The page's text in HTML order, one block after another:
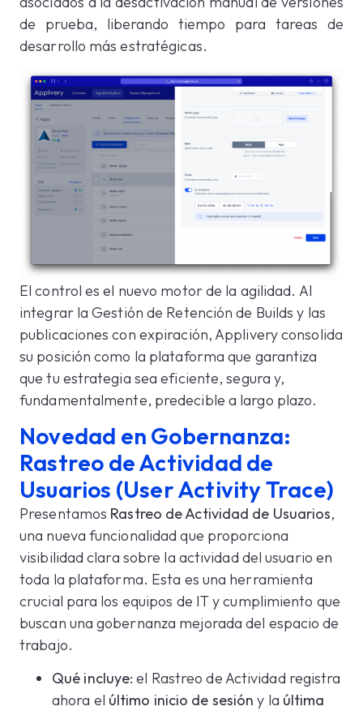
de prueba, liberando tiempo para tareas de
desarrollo más estratégicas.
El control es el nuevo motor de la agilidad. Al
integrar la Gestión de Retención de Builds y las
publicaciones con expiración, Applivery consolida
su posición como la plataforma que garantiza
que tu estrategia sea eficiente, segura y,
fundamentalmente, predecible a largo plazo.
Novedad en Gobernanza:
Rastreo de Actividad de
Usuarios (User Activity Trace)
Presentamos Rastreo de Actividad de Usuarios,
una nueva funcionalidad que proporciona
visibilidad clara sobre la actividad del usuario en
toda la plataforma. Esta es una herramienta
crucial para los equipos de IT y cumplimiento que
buscan una gobernanza mejorada del espacio de
trabajo.
Qué incluye: el Rastreo de Actividad registra
ahora el último inicio de sesión y la última